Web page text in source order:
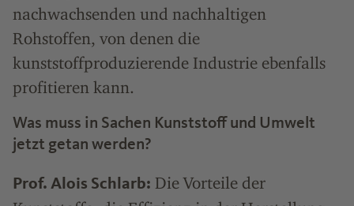
nachwachsenden und nachhaltigen
Rohstoffen, von denen die
kunststoffproduzierende Industrie ebenfalls
profitieren kann.
Was muss in Sachen Kunststoff und Umwelt
jetzt getan werden?
Prof. Alois Schlarb: Die Vorteile der